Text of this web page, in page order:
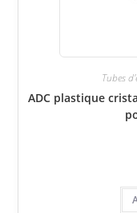
Tubes
ADC plastique